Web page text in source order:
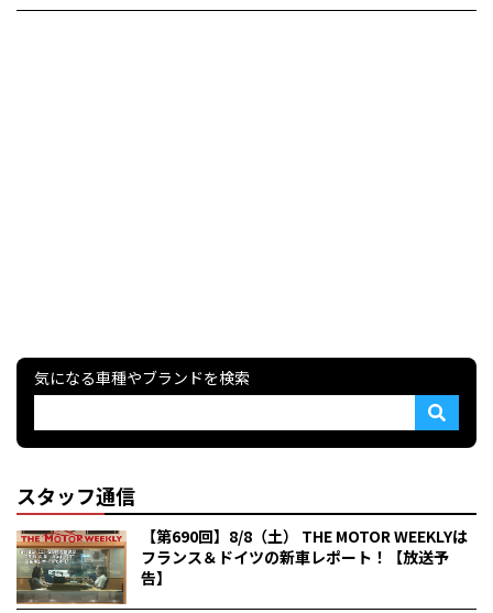
気になる車種やブランドを検索
スタッフ通信
【第690回】8/8（土） THE MOTOR WEEKLYは
フランス＆ドイツの新車レポート！【放送予
告】